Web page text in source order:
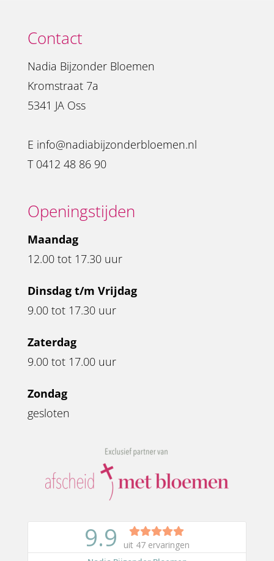
Contact
Nadia Bijzonder Bloemen
Kromstraat 7a
5341 JA Oss
E info@nadiabijzonderbloemen.nl
T 0412 48 86 90
Openingstijden
Maandag
12.00 tot 17.30 uur
Dinsdag t/m Vrijdag
9.00 tot 17.30 uur
Zaterdag
9.00 tot 17.00 uur
Zondag
gesloten